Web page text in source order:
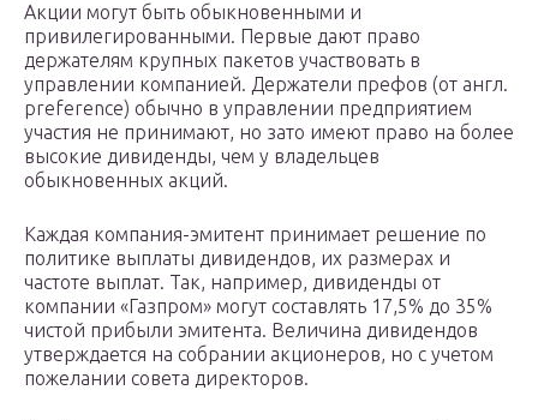
Акции могут быть обыкновенными и
привилегированными. Первые дают право
держателям крупных пакетов участвовать в
управлении компанией. Держатели префов (от англ.
preference) обычно в управлении предприятием
участия не принимают, но зато имеют право на более
высокие дивиденды, чем у владельцев
обыкновенных акций.
Каждая компания-эмитент принимает решение по
политике выплаты дивидендов, их размерах и
частоте выплат. Так, например, дивиденды от
компании «Газпром» могут составлять 17,5% до 35%
чистой прибыли эмитента. Величина дивидендов
утверждается на собрании акционеров, но с учетом
пожелании совета директоров.